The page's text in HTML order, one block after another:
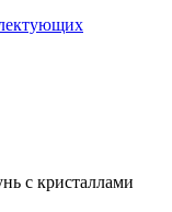
с кристаллами